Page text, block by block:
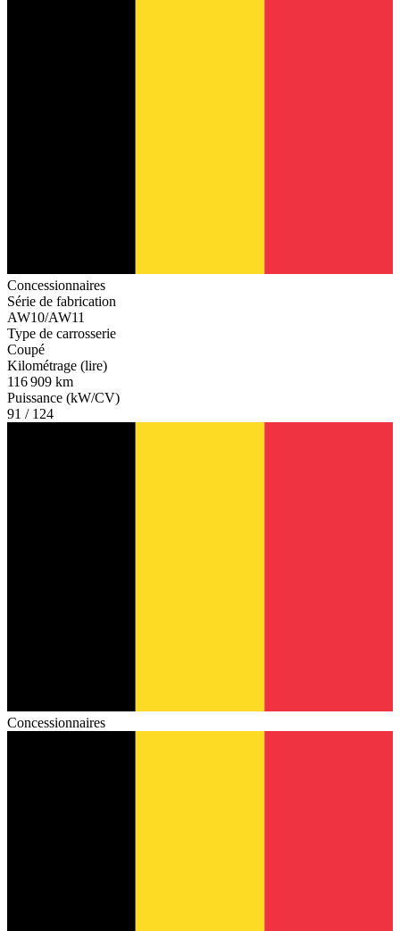
Concessionnaires
Série de fabrication
AW10/AW11
Type de carrosserie
Coupé
Kilométrage (lire)
116 909 km
Puissance (kW/CV)
91 / 124
Concessionnaires